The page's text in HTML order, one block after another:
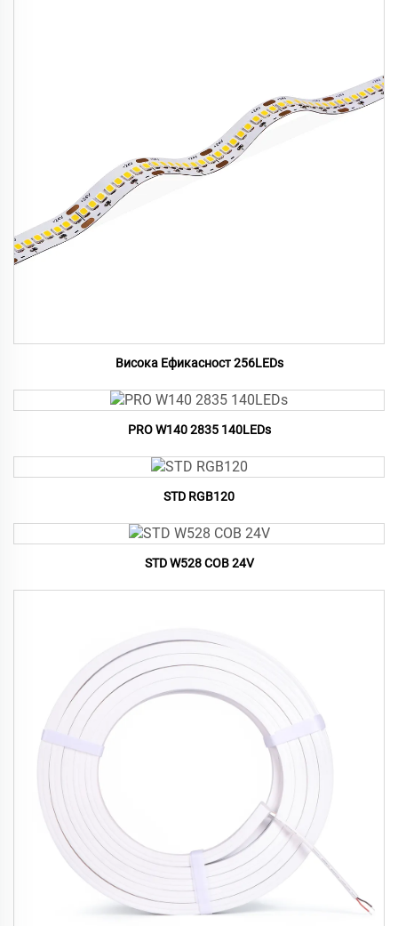
Висока Ефикасност 256LEDs
PRO W140 2835 140LEDs
STD RGB120
STD W528 COB 24V